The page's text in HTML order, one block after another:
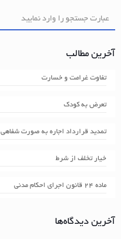
آخرین مطالب
تفاوت غرامت و خسارت
تعرض به کودک
تمدید قرارداد اجاره به صورت شفاهی
خیار تخلف از شرط
ماده ۲۴ قانون اجرای احکام مدنی
آخرین دیدگاه‌ها